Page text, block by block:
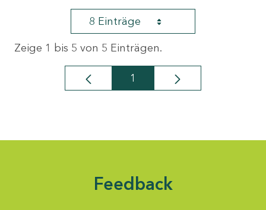
8 Einträge
Zeige 1 bis 5 von 5 Einträgen.
Seite
1
Feedback